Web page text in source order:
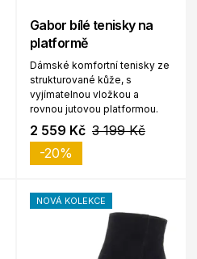
Gabor bílé tenisky na
platformě
Dámské komfortní tenisky ze
strukturované kůže, s
vyjímatelnou vložkou a
rovnou jutovou platformou.
2 559 Kč 3 199 Kč
-20%
NOVÁ KOLEKCE